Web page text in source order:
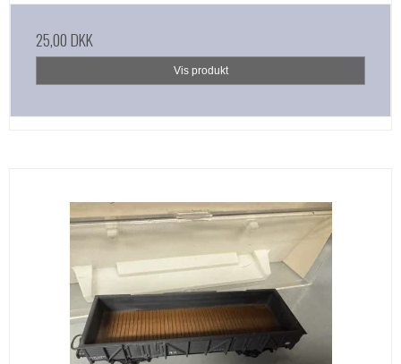
25,00 DKK
Vis produkt